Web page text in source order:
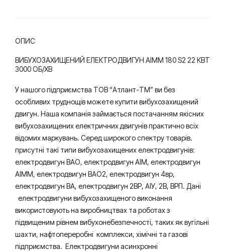
ОПИС
ВИБУХОЗАХИЩЕНИЙ ЕЛЕКТРОДВИГУН АІММ 180 S2 22 КВТ
3000 ОБ/ХВ
У нашого підприємства ТОВ “Атлант-ТМ” ви без
особливих труднощів можете купити вибухозахищений
двигун. Наша компанія займається постачанням якісних
вибухозахищених електричних двигунів практично всіх
відомих маркувань. Серед широкого спектру товарів.
присутні такі типи вибухозахищених електродвигунів:
електродвигун ВАО, електродвигун АІМ, електродвигун
АІММ, електродвигун ВАО2, електродвигун 4вр,
електродвигун ВА, електродвигун 2ВР, АІУ, 2В, ВРП. Дані
електродвигуни вибухозахищеного виконання
використовують на виробництвах та роботах з
підвищеним рівнем вибухонебезпечності, таких як вугільні
шахти, нафтопереробні комплекси, хімічні та газові
підприємства. Електродвигуни асинхронні